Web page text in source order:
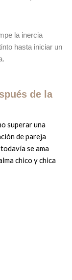
la inercia
hasta iniciar un
de la